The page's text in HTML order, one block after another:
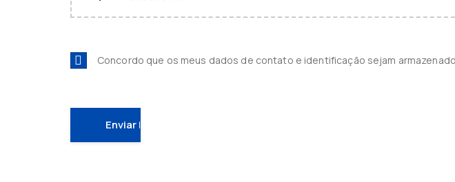
Concordo que os meus dados de contato e identificação sejam